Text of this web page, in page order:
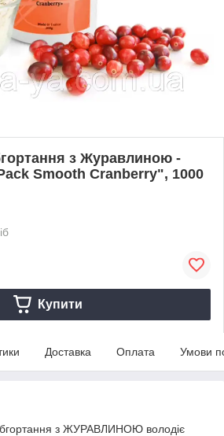
з Журавлиною -
Smooth Cranberry", 1000
Купити
Доставка Оплата Умови
з ЖУРАВЛИНОЮ володіє